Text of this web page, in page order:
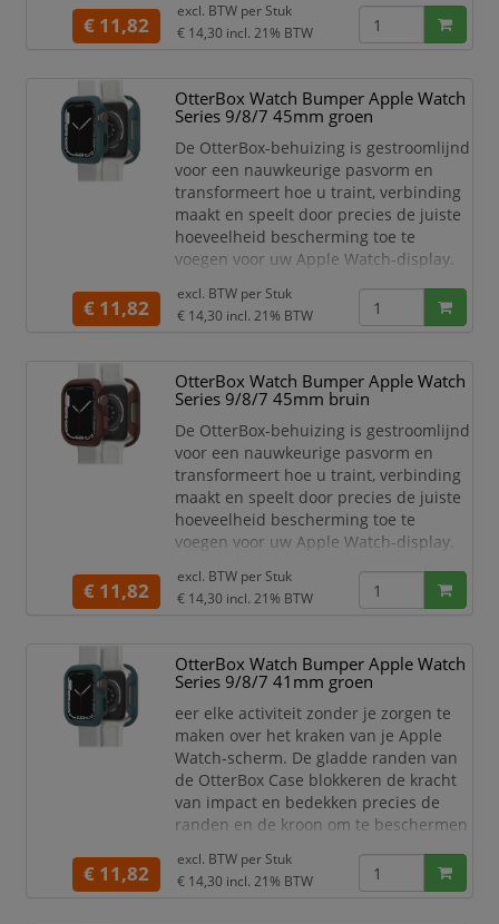
meer een oproep of sms en
maximaliseer elke activiteit zonder je
Apple Watch-scherm. De gladde
randen van de OtterBox Case
blokkeren de kracht van impact en bed
€ 11,82
excl. BTW per Stuk
€ 14,30 incl. 21% BTW
OtterBox Watch Bumper Apple Watch
Series 9/8/7 45mm groen
De OtterBox-behuizing is gestroomlijnd
voor een nauwkeurige pasvorm en
transformeert hoe u traint, verbinding
maakt en speelt door precies de juiste
hoeveelheid bescherming toe te
voegen voor uw Apple Watch-display.
meer een oproep of sms en
maximaliseer elke activiteit zonder je
Apple Watch-scherm. De gladde
randen van de OtterBox Case
€ 11,82
excl. BTW per Stuk
€ 14,30 incl. 21% BTW
OtterBox Watch Bumper Apple Watch
Series 9/8/7 45mm bruin
De OtterBox-behuizing is gestroomlijnd
voor een nauwkeurige pasvorm en
transformeert hoe u traint, verbinding
maakt en speelt door precies de juiste
hoeveelheid bescherming toe te
voegen voor uw Apple Watch-display.
meer een oproep of sms en
maximaliseer elke activiteit zonder je
Apple Watch-scherm. De gladde
randen van de OtterBox Case
blokkeren de kracht van impact en bed
€ 11,82
excl. BTW per Stuk
€ 14,30 incl. 21% BTW
OtterBox Watch Bumper Apple Watch
Series 9/8/7 41mm groen
eer elke activiteit zonder je zorgen te
maken over het kraken van je Apple
Watch-scherm. De gladde randen van
de OtterBox Case blokkeren de kracht
van impact en bedekken precies de
randen en de kroon om te beschermen
trainingspartner heeft nu de
fundamentele bescherming die je voor
€ 11,82
excl. BTW per Stuk
€ 14,30 incl. 21% BTW